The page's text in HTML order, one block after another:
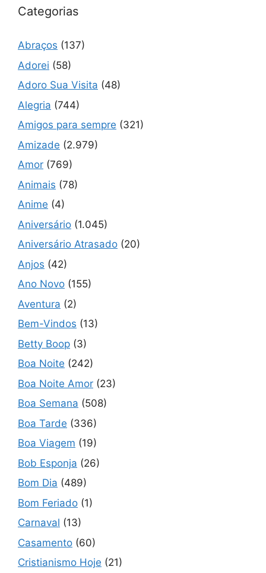
Categorias
Abraços (137)
Adorei (58)
Adoro Sua Visita (48)
Alegria (744)
Amigos para sempre (321)
Amizade (2.979)
Amor (769)
Animais (78)
Anime (4)
Aniversário (1.045)
Aniversário Atrasado (20)
Anjos (42)
Ano Novo (155)
Aventura (2)
Bem-Vindos (13)
Betty Boop (3)
Boa Noite (242)
Boa Noite Amor (23)
Boa Semana (508)
Boa Tarde (336)
Boa Viagem (19)
Bob Esponja (26)
Bom Dia (489)
Bom Feriado (1)
Carnaval (13)
Casamento (60)
Cristianismo Hoje (21)